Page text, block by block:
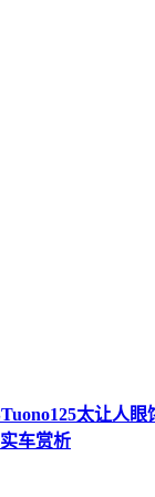
太让人眼
车赏析